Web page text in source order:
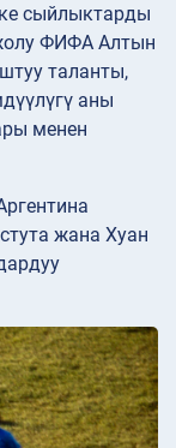
сыйлыктарды
ФИФА Алтын
таланты,
аны
менен
жана Хуан